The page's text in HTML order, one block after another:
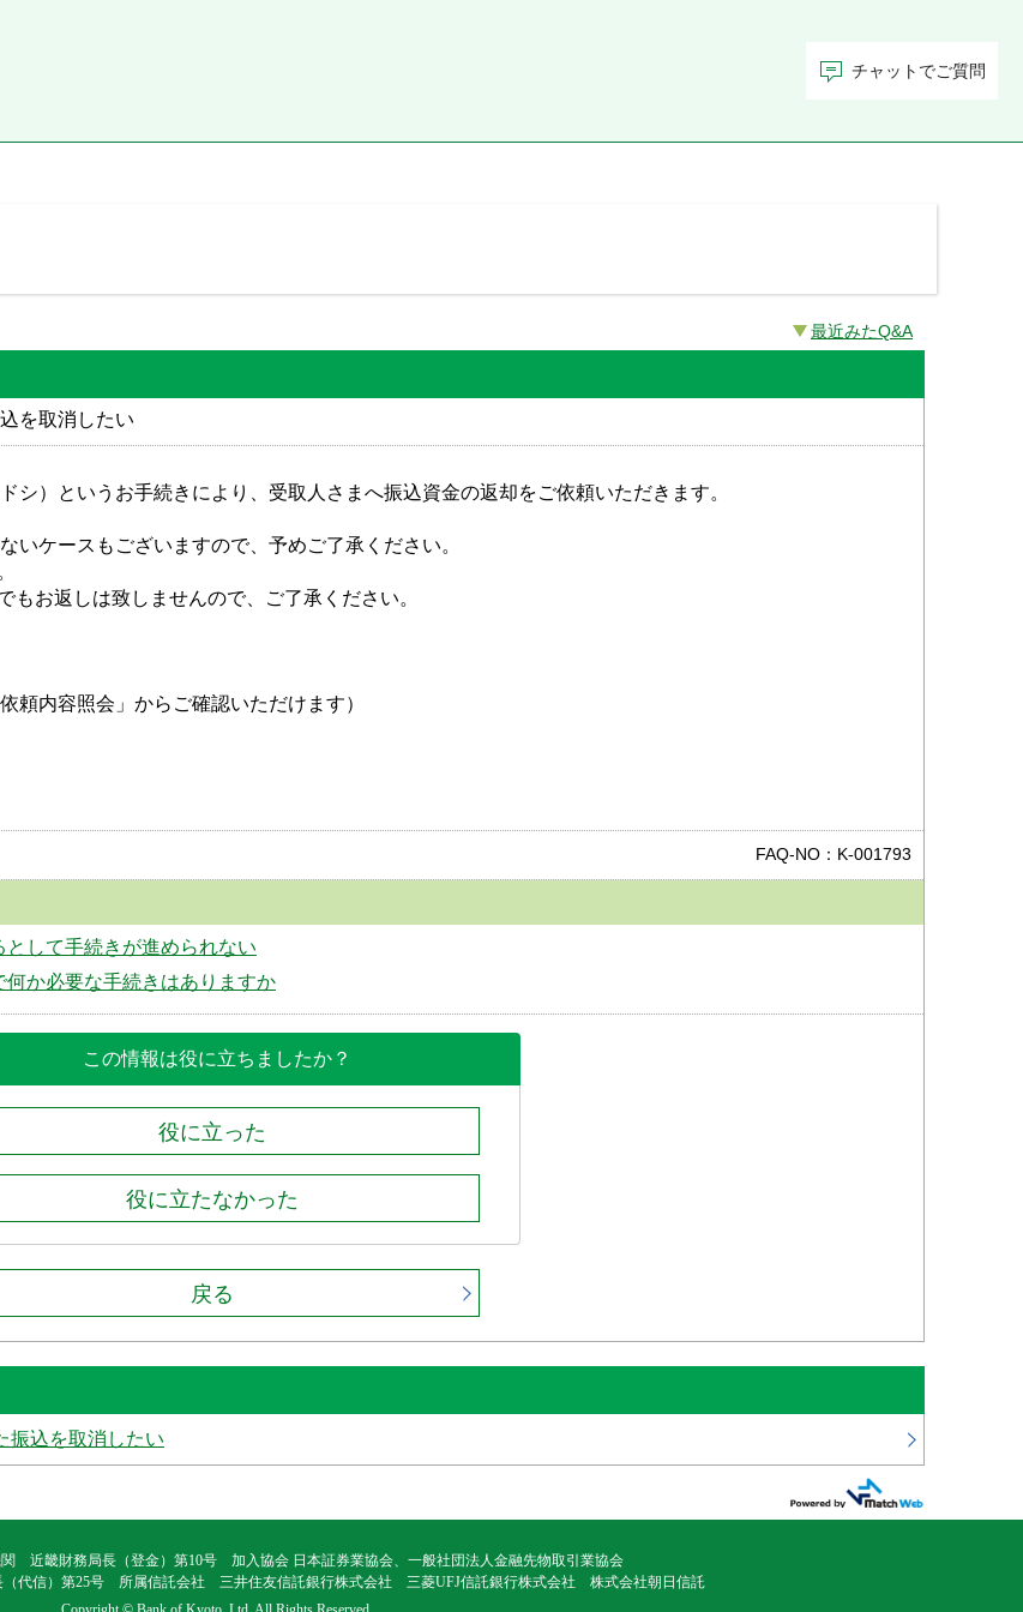
チャットでご質問
最近みたQ&A
を取消したい
シ）というお手続きにより、受取人さまへ振込資金の返却をご依頼いただきます。
ケースもございますので、予めご了承ください。
お返しは致しませんので、ご了承ください。
頼内容照会」からご確認いただけます）
FAQ-NO：K-001793
して手続きが進められない
か必要な手続きはありますか
この情報は役に立ちましたか？
役に立った
役に立たなかった
戻る
振込を取消したい
近畿財務局長（登金）第10号 加入協会 日本証券業協会、一般社団法人金融先物取引業協会
代信）第25号 所属信託会社 三井住友信託銀行株式会社 三菱UFJ信託銀行株式会社 株式会社朝日信託